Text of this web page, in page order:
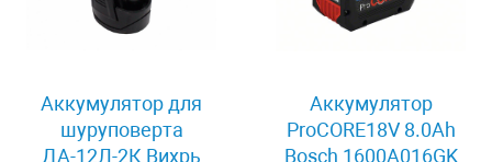
Аккумулятор для
шуруповерта
ДА-12Л-2К Вихрь
Аккумулятор
ProCORE18V 8.0Ah
Bosch 1600A016GK